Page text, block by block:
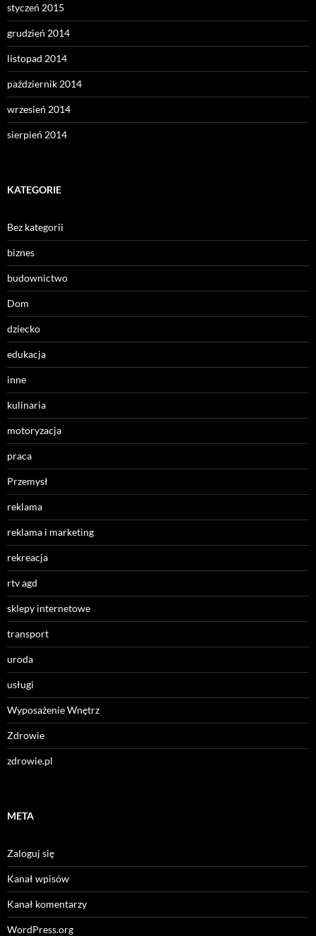
styczeń 2015
grudzień 2014
listopad 2014
październik 2014
wrzesień 2014
sierpień 2014
KATEGORIE
Bez kategorii
biznes
budownictwo
Dom
dziecko
edukacja
inne
kulinaria
motoryzacja
praca
Przemysł
reklama
reklama i marketing
rekreacja
rtv agd
sklepy internetowe
transport
uroda
usługi
Wyposażenie Wnętrz
Zdrowie
zdrowie.pl
META
Zaloguj się
Kanał wpisów
Kanał komentarzy
WordPress.org